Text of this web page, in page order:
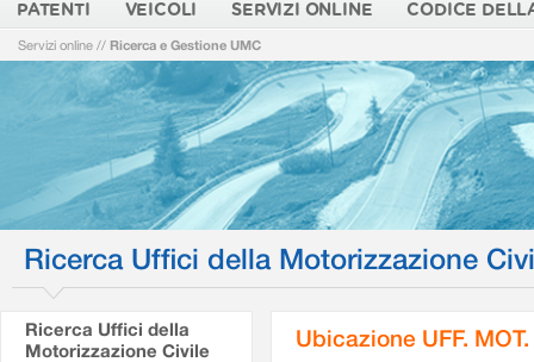
PATENTI VEICOLI SERVIZI ONLINE CODICE
Servizi online // Ricerca e Gestione UMC
Ricerca Uffici della Motorizzazione
Ricerca Uffici della
Motorizzazione Civile
Ubicazione UFF.